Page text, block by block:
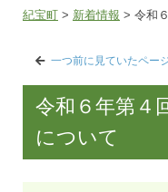
紀宝町 > 新着情報 > 令和
一つ前に見ていたペー
令和６年第４
について